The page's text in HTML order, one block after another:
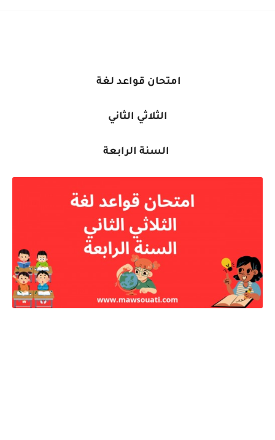
امتحان قواعد لغة
الثلاثي الثاني
السنة الرابعة